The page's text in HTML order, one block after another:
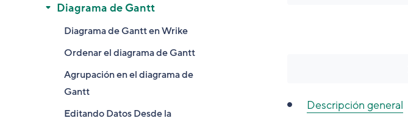
Diagrama de Gantt
Diagrama de Gantt en Wrike
Ordenar el diagrama de Gantt
Agrupación en el diagrama de
Gantt
Editando Datos Desde la
Descripción general